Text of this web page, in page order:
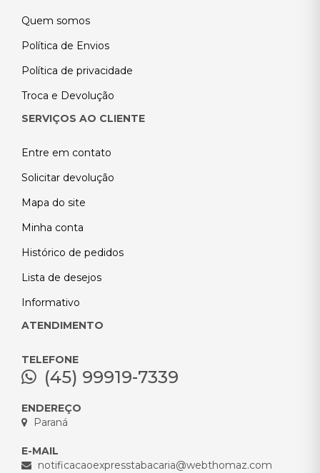
Quem somos
Política de Envios
Política de privacidade
Troca e Devolução
SERVIÇOS AO CLIENTE
Entre em contato
Solicitar devolução
Mapa do site
Minha conta
Histórico de pedidos
Lista de desejos
Informativo
ATENDIMENTO
TELEFONE
(45) 99919-7339
ENDEREÇO
Paraná
E-MAIL
notificacaoexpresstabacaria@webthomaz.com